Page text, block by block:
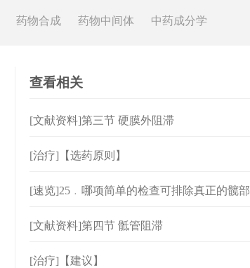
药物合成 药物中间体 中药成分学
查看相关
[文献资料]第三节 硬膜外阻滞
[治疗]【选药原则】
[速览]25﹒哪项简单的检查可排除真正的髋部
[文献资料]第四节 骶管阻滞
[治疗]【建议】